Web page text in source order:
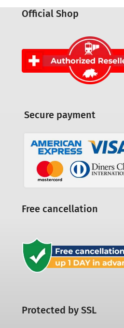
Official Shop
Secure payment
Free cancellation
Protected by SSL